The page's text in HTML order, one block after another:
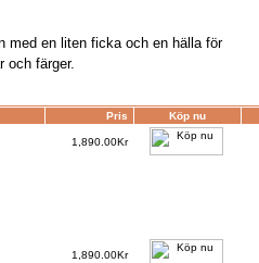
med en liten ficka och en hälla för
och färger.
Pris Köp nu
1,890.00Kr
1,890.00Kr